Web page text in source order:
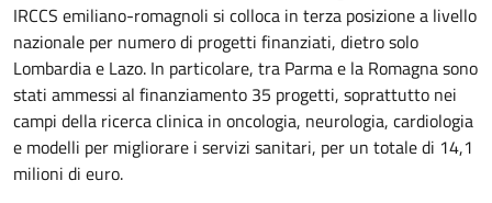
IRCCS emiliano-romagnoli si colloca in terza posizione a livello
nazionale per numero di progetti finanziati, dietro solo
Lombardia e Lazo. In particolare, tra Parma e la Romagna sono
stati ammessi al finanziamento 35 progetti, soprattutto nei
campi della ricerca clinica in oncologia, neurologia, cardiologia
e modelli per migliorare i servizi sanitari, per un totale di 14,1
milioni di euro.